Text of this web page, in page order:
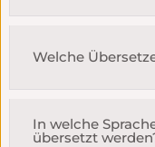
Welche
In welche
übersetzt